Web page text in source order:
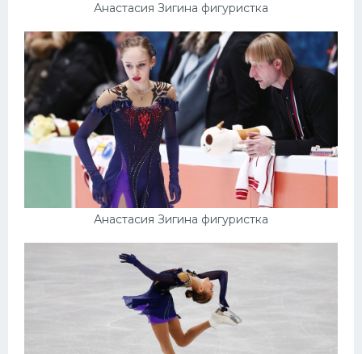
Анастасия Зигина фигуристка
Анастасия Зигина фигуристка